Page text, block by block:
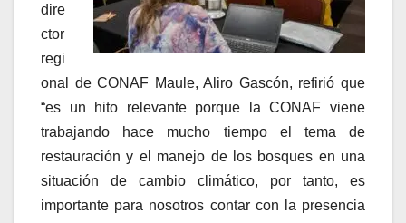
dire
ctor
regi
onal de CONAF Maule, Aliro Gascón, refirió que
“es un hito relevante porque la CONAF viene
trabajando hace mucho tiempo el tema de
restauración y el manejo de los bosques en una
situación de cambio climático, por tanto, es
importante para nosotros contar con la presencia